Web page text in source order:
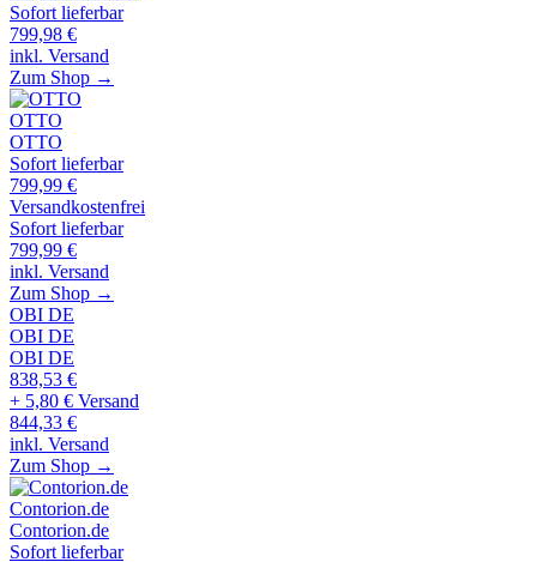
Sofort lieferbar
799,98 €
inkl. Versand
Zum Shop →
OTTO
OTTO
Sofort lieferbar
799,99 €
Versandkostenfrei
Sofort lieferbar
799,99 €
inkl. Versand
Zum Shop →
OBI DE
OBI DE
OBI DE
838,53 €
+ 5,80 € Versand
844,33 €
inkl. Versand
Zum Shop →
Contorion.de
Contorion.de
Sofort lieferbar